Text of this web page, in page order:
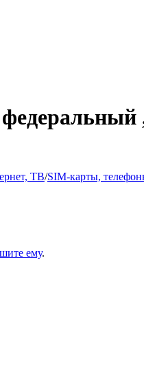
ТВ/SIM-карты,
ему.